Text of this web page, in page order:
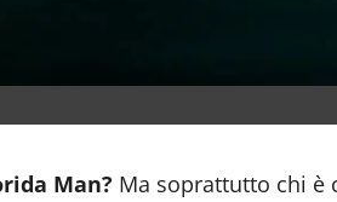
Man? Ma soprattutto chi è